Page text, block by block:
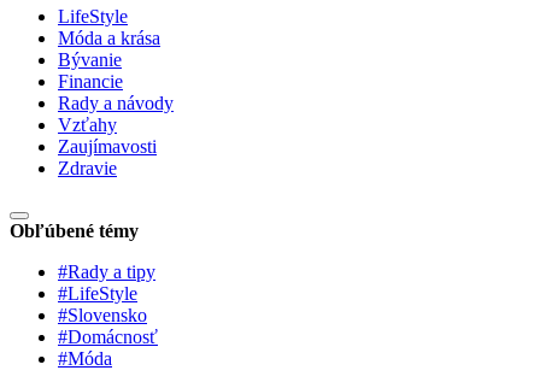
LifeStyle
Móda a krása
Bývanie
Financie
Rady a návody
Vzťahy
Zaujímavosti
Zdravie
Obľúbené témy
#Rady a tipy
#LifeStyle
#Slovensko
#Domácnosť
#Móda